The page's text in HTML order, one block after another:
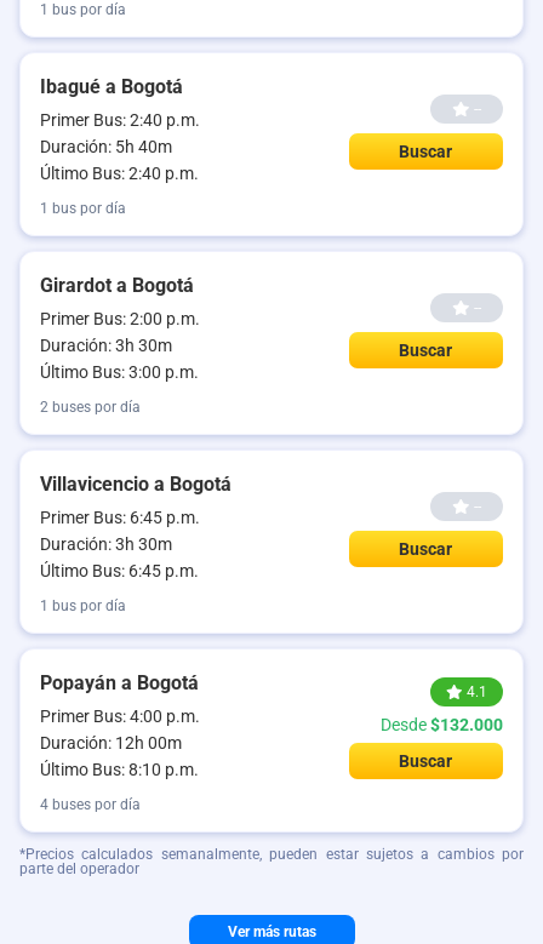
1 bus por día
Ibagué a Bogotá
Primer Bus: 2:40 p.m.
Duración: 5h 40m
Último Bus: 2:40 p.m.
--
Buscar
1 bus por día
Girardot a Bogotá
Primer Bus: 2:00 p.m.
Duración: 3h 30m
Último Bus: 3:00 p.m.
--
Buscar
2 buses por día
Villavicencio a Bogotá
Primer Bus: 6:45 p.m.
Duración: 3h 30m
Último Bus: 6:45 p.m.
--
Buscar
1 bus por día
Popayán a Bogotá
Primer Bus: 4:00 p.m.
Duración: 12h 00m
Último Bus: 8:10 p.m.
4.1
Desde$132.000
Buscar
4 buses por día
*Precios calculados semanalmente, pueden estar sujetos a cambios por
parte del operador
Ver más rutas